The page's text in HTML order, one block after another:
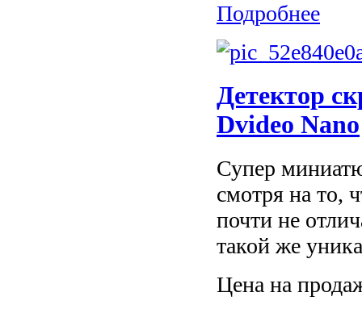
Подробнее
Детектор
Dvideo Nano
Супер
смотря на то,
почти не
такой же
Цена на